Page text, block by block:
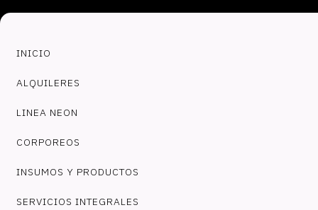
INICIO
ALQUILERES
LINEA NEON
CORPOREOS
INSUMOS Y PRODUCTOS
SERVICIOS INTEGRALES